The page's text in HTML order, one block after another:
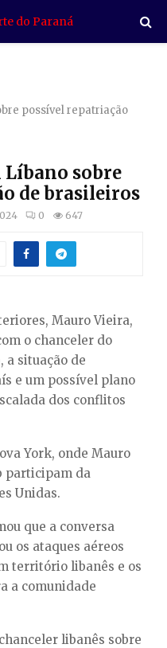
possível repatriação
sobre
de brasileiros
0 647
Mauro Vieira,
o chanceler do
a situação de
e um possível plano
dos conflitos
York, onde Mauro
participam da
Unidas.
que a conversa
os ataques aéreos
território libanês e os
a comunidade
libanês sobre